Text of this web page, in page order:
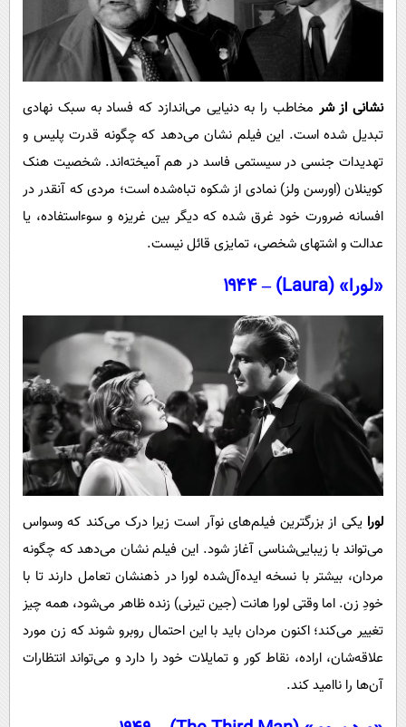
نشانی از شر مخاطب را به دنیایی می‌اندازد که فساد به سبک نهادی
تبدیل شده است. این فیلم نشان می‌دهد که چگونه قدرت پلیس و
تهدیدات جنسی در سیستمی فاسد در هم آمیخته‌اند. شخصیت هنک
کوینلان (اورسن ولز) نمادی از شکوه تباه‌شده است؛ مردی که آنقدر در
افسانه ضرورت خود غرق شده که دیگر بین غریزه و سوءاستفاده، یا
عدالت و اشتهای شخصی، تمایزی قائل نیست.
«لورا» (Laura) – ۱۹۴۴
لورا یکی از بزرگترین فیلم‌های نوآر است زیرا درک می‌کند که وسواس
می‌تواند با زیبایی‌شناسی آغاز شود. این فیلم نشان می‌دهد که چگونه
مردان، بیشتر با نسخه ایده‌آل‌شده لورا در ذهنشان تعامل دارند تا با
خودِ زن. اما وقتی لورا هانت (جین تیرنی) زنده ظاهر می‌شود، همه چیز
تغییر می‌کند؛ اکنون مردان باید با این احتمال روبرو شوند که زن مورد
علاقه‌شان، اراده، نقاط کور و تمایلات خود را دارد و می‌تواند انتظارات
آن‌ها را ناامید کند.